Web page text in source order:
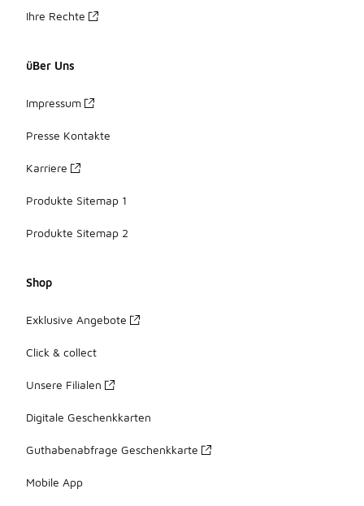
Ihre Rechte
üBer Uns
Impressum
Presse Kontakte
Karriere
Produkte Sitemap 1
Produkte Sitemap 2
Shop
Exklusive Angebote
Click & collect
Unsere Filialen
Digitale Geschenkkarten
Guthabenabfrage Geschenkkarte
Mobile App